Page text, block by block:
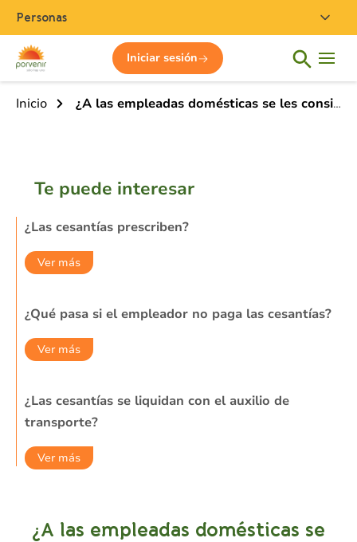
Personas
Iniciar sesión
Inicio ¿A las empleadas domésticas se les consigna cesantías?
Te puede interesar
¿Las cesantías prescriben?
Ver más
¿Qué pasa si el empleador no paga las cesantías?
Ver más
¿Las cesantías se liquidan con el auxilio de
transporte?
Ver más
¿A las empleadas domésticas se